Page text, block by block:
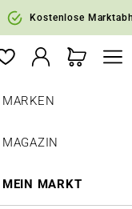
Kostenlose
MARKEN
MAGAZIN
MEIN MARKT